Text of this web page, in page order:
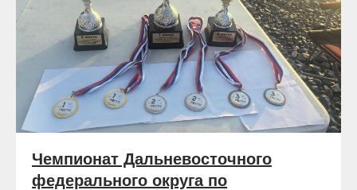
Чемпионат Дальневосточного
федерального округа по